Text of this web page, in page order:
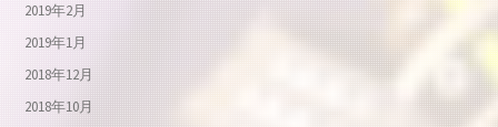
2019年2月
2019年1月
2018年12月
2018年10月